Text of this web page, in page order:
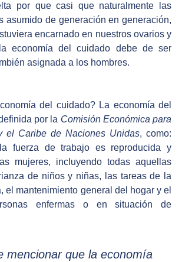
por que casi que naturalmente las
asumido de generación en generación,
encarnado en nuestros ovarios y
economía del cuidado debe de ser
asignada a los hombres.
del cuidado? La economía del
por la Comisión Económica para
el Caribe de Naciones Unidas, como:
fuerza de trabajo es reproducida y
mujeres, incluyendo todas aquellas
de niños y niñas, las tareas de la
el mantenimiento general del hogar y el
enfermas o en situación de
mencionar que la economía